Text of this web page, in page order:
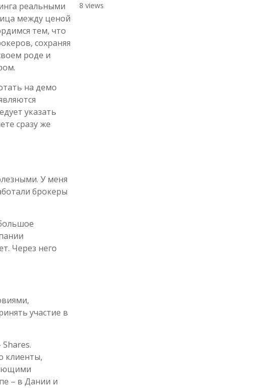
реальными
между ценой
тем, что
сохраняя
роде и
на демо
указать
сразу же
У меня
брокеры
Через него
участие в
клиенты,
– в Дании и
8 views